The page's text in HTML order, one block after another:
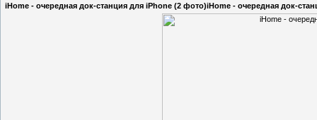
iHome - очередная док-станция для iPhone (2 фото)iHome - очередная док-